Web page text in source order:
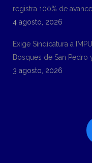
registra 100% de avance
4 agosto, 2026
Exige Sindicatura a
Bosques de San Pedro
3 agosto, 2026